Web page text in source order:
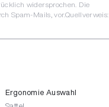
widersprochen. Die
Spam-Mails, vor.Quellverweis:
Ergonomie Auswahl